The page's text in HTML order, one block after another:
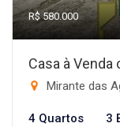
R$ 580.000
Casa à Venda
Mirante das
4 Quartos 3